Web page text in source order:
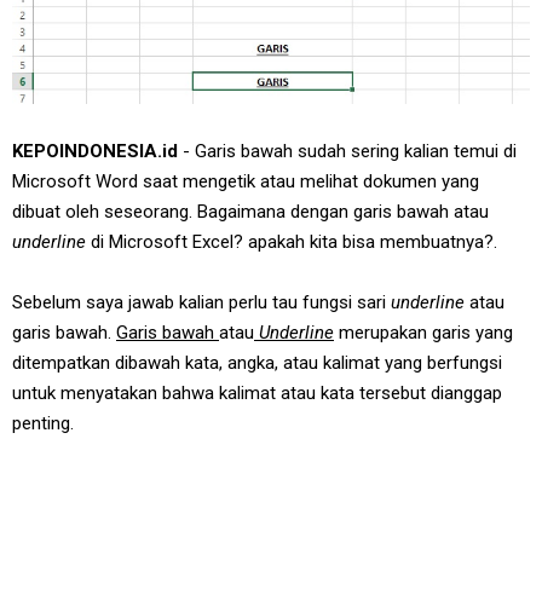
KEPOINDONESIA.id - Garis bawah sudah sering kalian temui di
Microsoft Word saat mengetik atau melihat dokumen yang
dibuat oleh seseorang. Bagaimana dengan garis bawah atau
underline di Microsoft Excel? apakah kita bisa membuatnya?.
Sebelum saya jawab kalian perlu tau fungsi sari underline atau
garis bawah. Garis bawah atau Underline merupakan garis yang
ditempatkan dibawah kata, angka, atau kalimat yang berfungsi
untuk menyatakan bahwa kalimat atau kata tersebut dianggap
penting.